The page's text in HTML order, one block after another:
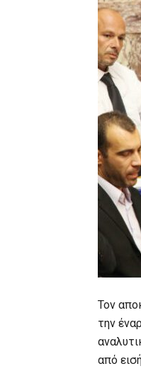
Τον
την
από